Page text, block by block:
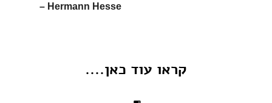
– Hermann Hesse
קראו עוד כאן....